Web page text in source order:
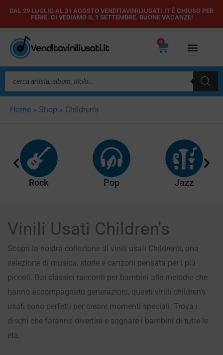
Vai
contenuto
DAL 29 LUGLIO AL 31 AGOSTO VENDITAVINILIUSATI.IT È CHIUSO PER
FERIE. CI VEDIAMO IL 1 SETTEMBRE. BUONE VACANZE!
0
Carrello
Ricerca
prodotti
Home » Shop » Children's
Rock Pop Jazz
Vinili Usati Children's
Scopri la nostra collezione di vinili usati Children’s, una
selezione di musica, storie e canzoni pensata per i più
piccoli. Dai classici racconti per bambini alle melodie che
hanno accompagnato generazioni, questi vinili children’s
usati sono perfetti per creare momenti speciali. Trova i
dischi che faranno divertire e sognare i bambini di tutte le
età.